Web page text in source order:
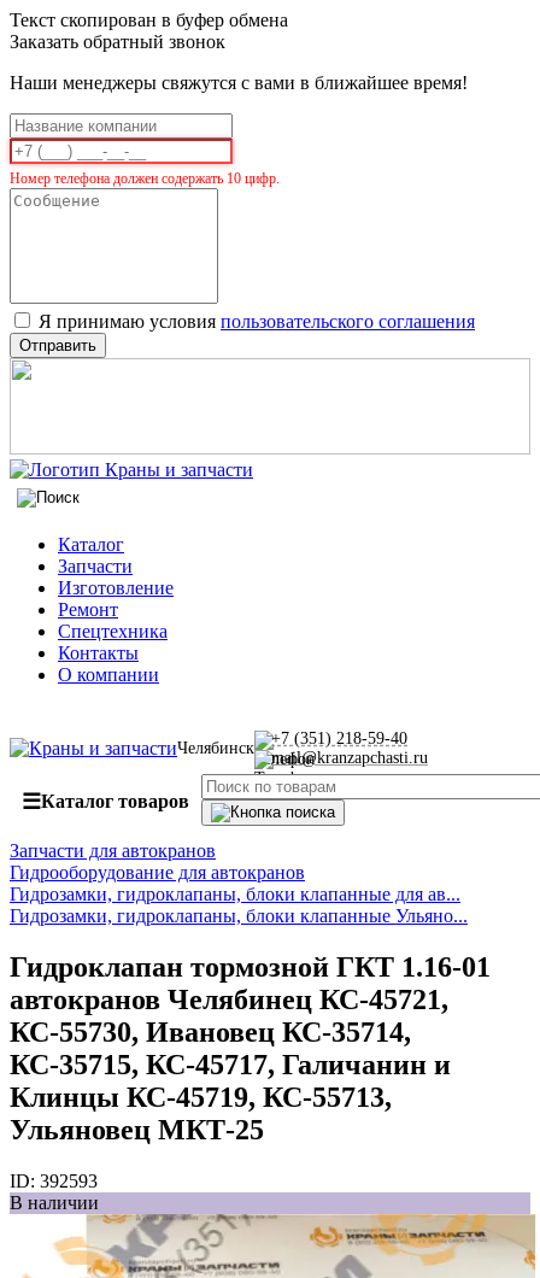
Текст скопирован в буфер обмена
Заказать обратный звонок
Наши менеджеры свяжутся с вами в ближайшее время!
Номер телефона должен содержать 10 цифр.
Я принимаю условия пользовательского соглашения
Отправить
Каталог
Запчасти
Изготовление
Ремонт
Спецтехника
Контакты
О компании
Челябинск
+7 (351) 218-59-40
mail@kranzapchasti.ru
☰Каталог товаров
Запчасти для автокранов
Гидрооборудование для автокранов
Гидрозамки, гидроклапаны, блоки клапанные для ав...
Гидрозамки, гидроклапаны, блоки клапанные Ульяно...
Гидроклапан тормозной ГКТ 1.16-01
автокранов Челябинец КС-45721,
КС-55730, Ивановец КС-35714,
КС-35715, КС-45717, Галичанин и
Клинцы КС-45719, КС-55713,
Ульяновец МКТ-25
ID: 392593
В наличии